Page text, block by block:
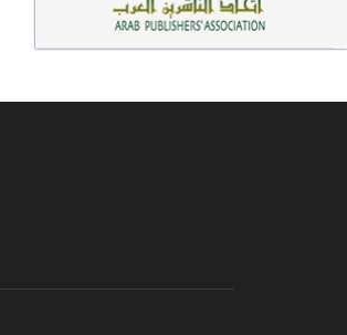
دراسات إسلامية (75)
شعر (72)
علوم قرآن (66)
فقه عام وأحكام فقهية (62)